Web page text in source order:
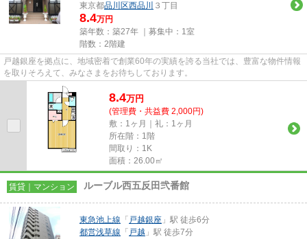
東京都品川区西品川 ３丁目
8.4万円
築年数：築27年 ｜募集中： 1室
階数：2階建
戸越銀座を拠点に、地域密着で創業60年の実績を誇る当社では、豊富な物件情報
を取りそろえて、みなさまをお待ちしております。
8.4万円
(管理費・共益費 2,000円)
敷：1ヶ月｜礼：1ヶ月
所在階：1階
間取り：1K
面積：26.00㎡
賃貸｜マンション ルーブル西五反田弐番館
東急池上線 「 戸越銀座 」駅 徒歩6分
都営浅草線 「 戸越 」駅 徒歩7分